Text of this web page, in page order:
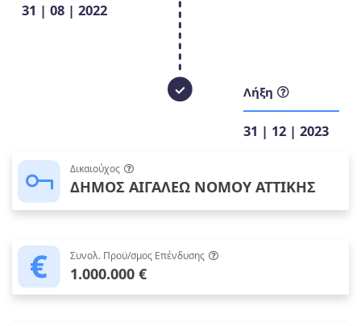
31 | 08 | 2022
Λήξη
31 | 12 | 2023
Δικαιούχος
ΔΗΜΟΣ ΑΙΓΑΛΕΩ ΝΟΜΟΥ ΑΤΤΙΚΗΣ
Συνολ. Προϋ/σμος Επένδυσης
1.000.000 €